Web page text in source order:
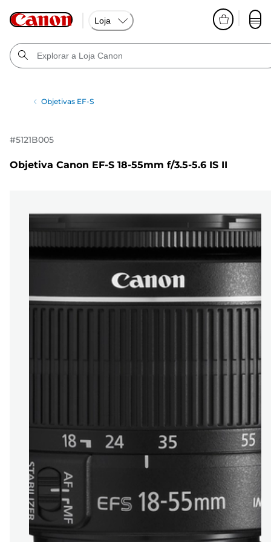
Loja
Objetivas EF-S
#5121B005
Objetiva Canon EF-S 18-55mm f/3.5-5.6 IS II